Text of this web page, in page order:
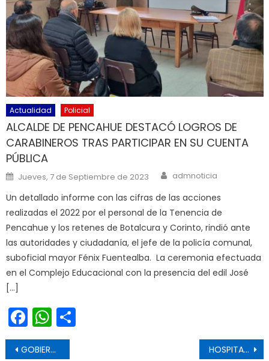
Actualidad Policial
ALCALDE DE PENCAHUE DESTACÓ LOGROS DE
CARABINEROS TRAS PARTICIPAR EN SU CUENTA
PÚBLICA
Posted on
Jueves, 7 de Septiembre de 2023 Author
admnoticia
Un detallado informe con las cifras de las acciones
realizadas el 2022 por el personal de la Tenencia de
Pencahue y los retenes de Botalcura y Corinto, rindió ante
las autoridades y ciudadanía, el jefe de la policía comunal,
suboficial mayor Fénix Fuentealba. La ceremonia efectuada
en el Complejo Educacional con la presencia del edil José
[…]
Facebook
WhatsApp
Navegación de entradas
GOBIERNO REGIONAL BUSCA FORTALECER LA SALUD PRIMARIA Y AYUDAR EN EL TESTEO Y TRAZABILIDAD DEL COVID-1 HOSPITAL SAN FERNANDO IMPLEMENTA MEDIDAS RESTRICTIVAS ANTE AUMENTO DE CONTAGIOS POR COVID-19